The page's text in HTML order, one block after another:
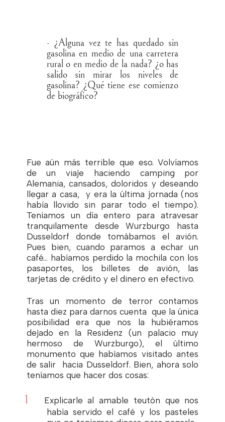
- ¿Alguna vez te has quedado sin
gasolina en medio de una carretera
rural o en medio de la nada? ¿o has
salido sin mirar los niveles de
gasolina? ¿Qué tiene ese comienzo
de biográfico?
Fue aún más terrible que eso. Volvíamos
de un viaje haciendo camping por
Alemania, cansados, doloridos y deseando
llegar a casa, y era la última jornada (nos
había llovido sin parar todo el tiempo).
Teníamos un día entero para atravesar
tranquilamente desde Wurzburgo hasta
Dusseldorf donde tomábamos el avión.
Pues bien, cuando paramos a echar un
café… habíamos perdido la mochila con los
pasaportes, los billetes de avión, las
tarjetas de crédito y el dinero en efectivo.
Tras un momento de terror contamos
hasta diez para darnos cuenta que la única
posibilidad era que nos la hubiéramos
dejado en la Residenz (un palacio muy
hermoso de Wurzburgo), el último
monumento que habíamos visitado antes
de salir hacia Dusseldorf. Bien, ahora solo
teníamos que hacer dos cosas:
Explicarle al amable teutón que nos
había servido el café y los pasteles